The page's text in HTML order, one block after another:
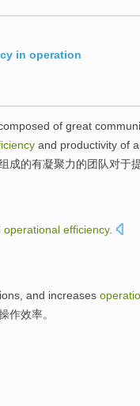
in operation
of great
and productivity of
成的有凝聚力的团队对于
operational efficiency.
and increases
作效率。